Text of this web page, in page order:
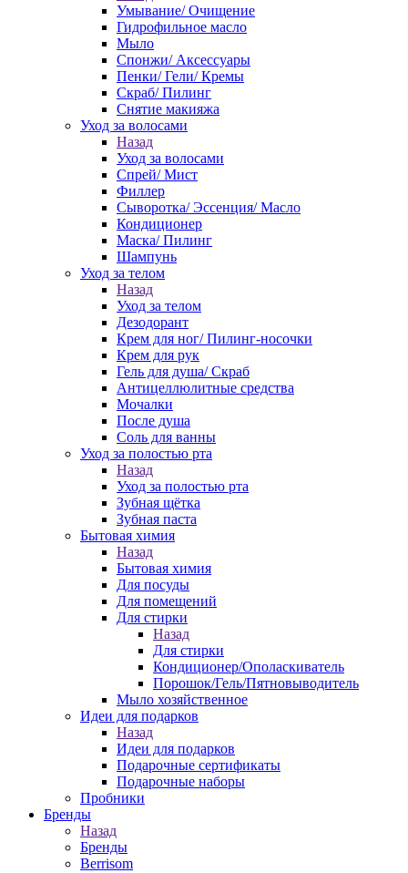
Умывание/ Очищение
Гидрофильное масло
Мыло
Спонжи/ Аксессуары
Пенки/ Гели/ Кремы
Скраб/ Пилинг
Снятие макияжа
Уход за волосами
Назад
Уход за волосами
Спрей/ Мист
Филлер
Сыворотка/ Эссенция/ Масло
Кондиционер
Маска/ Пилинг
Шампунь
Уход за телом
Назад
Уход за телом
Дезодорант
Крем для ног/ Пилинг-носочки
Крем для рук
Гель для душа/ Скраб
Антицеллюлитные средства
Мочалки
После душа
Соль для ванны
Уход за полостью рта
Назад
Уход за полостью рта
Зубная щётка
Зубная паста
Бытовая химия
Назад
Бытовая химия
Для посуды
Для помещений
Для стирки
Назад
Для стирки
Кондиционер/Ополаскиватель
Порошок/Гель/Пятновыводитель
Мыло хозяйственное
Идеи для подарков
Назад
Идеи для подарков
Подарочные сертификаты
Подарочные наборы
Пробники
Бренды
Назад
Бренды
Berrisom